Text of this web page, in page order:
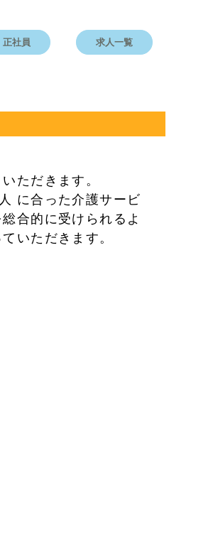
正社員 求人一覧
ただきます。
に合った介護サービ
合的に受けられるよ
いただきます。